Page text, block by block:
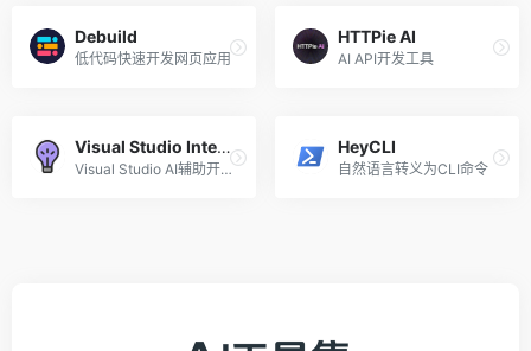
Debuild
低代码快速开发网页应用
HTTPie AI
AI API开发工具
Visual Studio IntelliCode
Visual Studio AI辅助开发
HeyCLI
自然语言转义为CLI命令